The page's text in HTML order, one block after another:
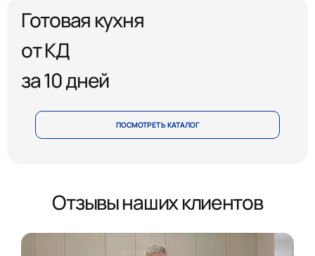
Готовая кухня
от КД
за 10 дней
ПОСМОТРЕТЬ КАТАЛОГ
Отзывы наших клиентов